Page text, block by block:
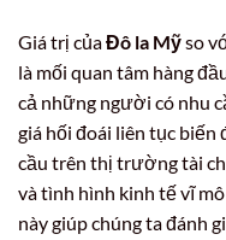
Giá trị củaĐô la Mỹso
là mối quan tâm hàng
cả những người có nhu
giá hối đoái liên tục biến
cầu trên thị trường tài
và tình hình kinh tế vĩ
này giúp chúng ta đánh